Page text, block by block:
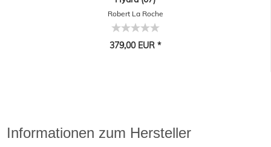
Robert La Roche
379,00 EUR *
Informationen zum Hersteller